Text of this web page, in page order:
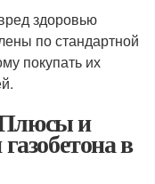
здоровью
по стандартной
покупать их
Плюсы и
в